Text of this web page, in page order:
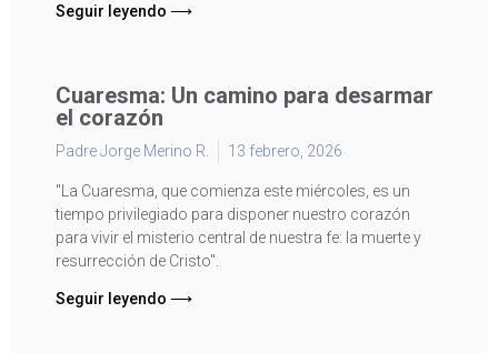
Seguir leyendo ⟶
Cuaresma: Un camino para desarmar
el corazón
Padre Jorge Merino R. 13 febrero, 2026
"La Cuaresma, que comienza este miércoles, es un
tiempo privilegiado para disponer nuestro corazón
para vivir el misterio central de nuestra fe: la muerte y
resurrección de Cristo".
Seguir leyendo ⟶